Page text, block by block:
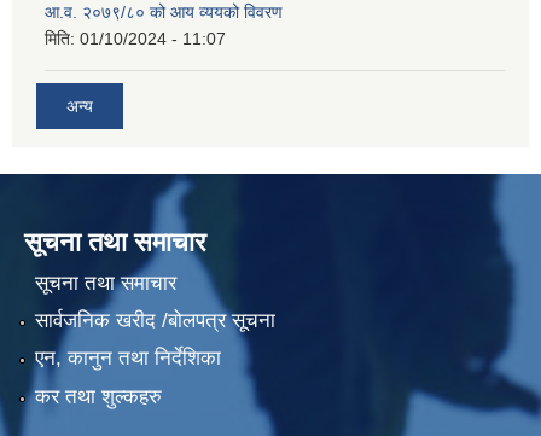
आ.व. २०७९/८० को आय व्ययको विवरण
मिति: 01/10/2024 - 11:07
अन्य
सूचना तथा समाचार
सूचना तथा समाचार
सार्वजनिक खरीद /बोलपत्र सूचना
एन, कानुन तथा निर्देशिका
कर तथा शुल्कहरु